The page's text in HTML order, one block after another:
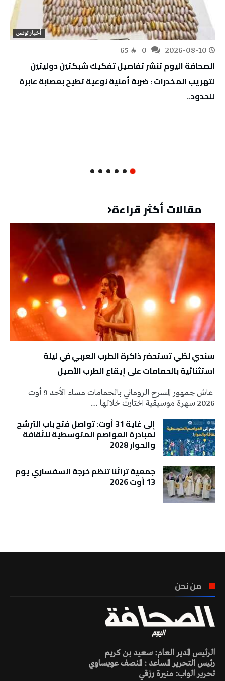
أخبار تونس
2026-08-10
65
‬للحدود‭..‬
مقالات أكثر قراءة
سندي لطّي تستحضر ذاكرة الطرب العربي في ليلة
استثنائية بالحمامات على إيقاع الطرب الأصيل
عاش جمهور المسرح الروماني بالحمامات مساء الأحد 9 أوت
2026 سهرة موسيقية اختارت خلالها …
إلى غاية 31 أوت: تواصل فتح باب الترشح
لمبادرة العواصم المتوسطية للثقافة
والحوار 2028
جمعية تراثنا تنَظم خرجة السفساري يوم
13 أوت 2026
من نحن
الرئيس المدير العام: سعيد بن كريم
رئيس التحرير المساعد : المنصف عويساوي
تحرير الواب: منيرة رزقي